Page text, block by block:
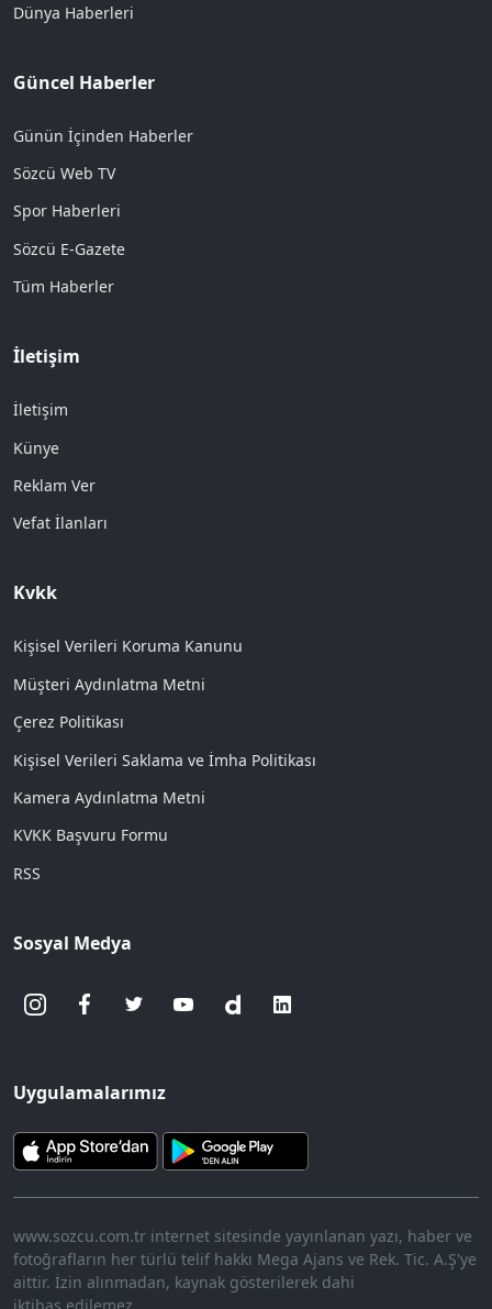
Dünya Haberleri
Güncel Haberler
Günün İçinden Haberler
Sözcü Web TV
Spor Haberleri
Sözcü E-Gazete
Tüm Haberler
İletişim
İletişim
Künye
Reklam Ver
Vefat İlanları
Kvkk
Kişisel Verileri Koruma Kanunu
Müşteri Aydınlatma Metni
Çerez Politikası
Kişisel Verileri Saklama ve İmha Politikası
Kamera Aydınlatma Metni
KVKK Başvuru Formu
RSS
Sosyal Medya
Uygulamalarımız
www.sozcu.com.tr internet sitesinde yayınlanan yazı, haber ve
fotoğrafların her türlü telif hakkı Mega Ajans ve Rek. Tic. A.Ş'ye
aittir. İzin alınmadan, kaynak gösterilerek dahi